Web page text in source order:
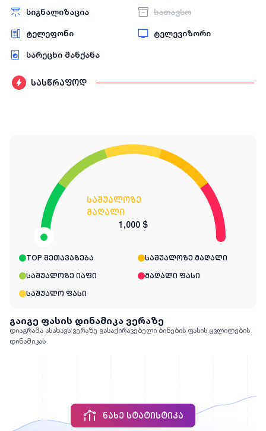
სიგნალიზაცია სათავსო
ტელეფონი ტელევიზორი
სარეცხი მანქანა
სასწრაფოდ
საშუალოზე
მაღალი
1,000 $
TOP შეთავაზება საშუალოზე მაღალი
საშუალოზე იაფი მაღალი ფასი
საშუალო ფასი
გაიგე ფასის დინამიკა ვერაზე
დიაგრამა ასახავს ვერაზე გასაქირავებელი ბინების ფასის ცვლილების
დინამიკას
ᲜᲐᲮᲔ ᲡᲢᲐᲢᲘᲡᲢᲘᲙᲐ